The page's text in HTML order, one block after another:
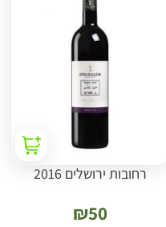
רחובות ירושלים 2016
₪50